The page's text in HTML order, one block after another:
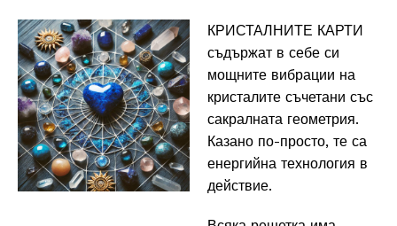
КРИСТАЛНИТЕ КАРТИ
съдържат в себе си
мощните вибрации на
кристалите съчетани със
сакралната геометрия.
Казано по-просто, те са
енергийна технология в
действие.